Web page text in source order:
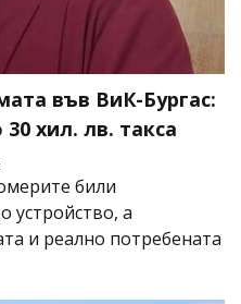
във ВиК-Бургас:
хил. лв. такса
били
устройство, а
и реално потребената